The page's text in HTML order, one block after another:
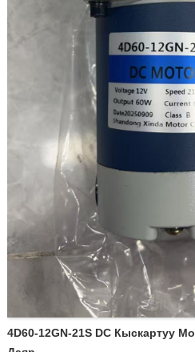
4D60-12GN-21S DC Кыскартуу